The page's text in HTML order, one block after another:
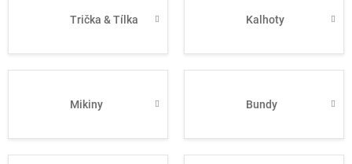
Trička & Tílka Kalhoty
Mikiny Bundy